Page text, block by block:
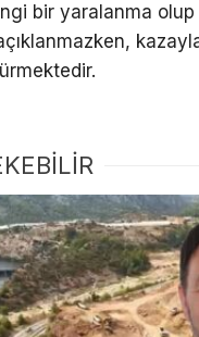
bir yaralanma olup